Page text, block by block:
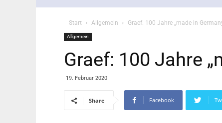
Start Allgemein Graef: 100 Jahre „made in
Allgemein
Graef: 100 Jahre
19. Februar 2020
Share Facebook